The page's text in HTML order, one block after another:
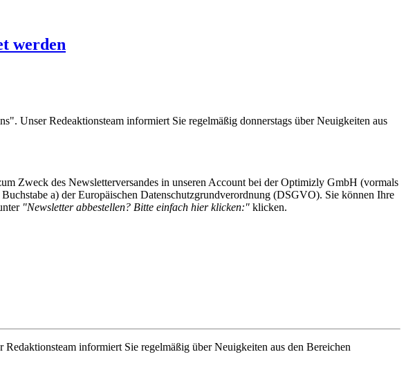
werden
Unser Redeaktionsteam informiert Sie regelmäßig donnerstags über Neuigkeiten aus
Zweck des Newsletterversandes in unseren Account bei der Optimizly GmbH (vormals
a) der Europäischen Datenschutzgrundverordnung (DSGVO). Sie können Ihre
"Newsletter abbestellen? Bitte einfach hier klicken:" klicken.
informiert Sie regelmäßig über Neuigkeiten aus den Bereichen